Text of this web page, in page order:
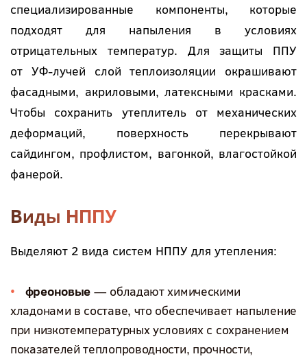
специализированные компоненты, которые
подходят для напыления в условиях
отрицательных температур. Для защиты ППУ
от УФ-лучей слой теплоизоляции окрашивают
фасадными, акриловыми, латексными красками.
Чтобы сохранить утеплитель от механических
деформаций, поверхность перекрывают
сайдингом, профлистом, вагонкой, влагостойкой
фанерой.
Виды НППУ
Выделяют 2 вида систем НППУ для утепления:
фреоновые — обладают химическими
хладонами в составе, что обеспечивает напыление
при низкотемпературных условиях с сохранением
показателей теплопроводности, прочности,